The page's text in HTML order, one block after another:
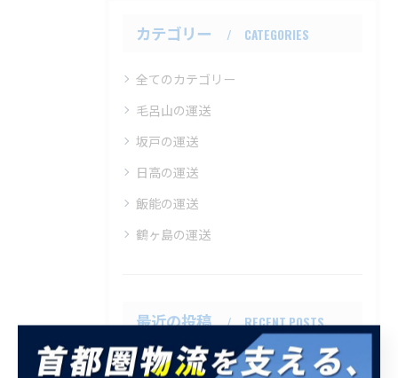
カテゴリー CATEGORIES
全てのカテゴリー
毛呂山の運送
坂戸の運送
日高の運送
飯能の運送
鶴ヶ島の運送
最近の投稿 RECENT POSTS